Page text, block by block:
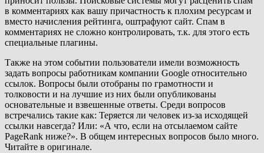
в комментариях как вашу причастность к плохим ресурсам и
вместо начисления рейтинга, оштрафуют сайт. Спам в
комментариях не сложно контролировать, т.к. для этого есть
специальные плагины.
Также на этом событии пользователи имели возможность
задать вопросы работникам компании Google относительно
ссылок. Вопросы были отобраны по грамотности и
толковости и на лучшие из них были опубликованы
основательные и взвешенные ответы. Среди вопросов
встречались такие как: Теряется ли человек из-за исходящей
ссылки навсегда? Или: «А что, если на отсылаемом сайте
PageRank ниже?». В общем интересных вопросов было много.
Читайте в оригинале.